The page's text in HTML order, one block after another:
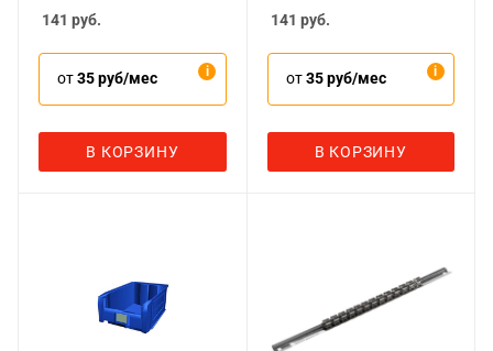
141 руб.
от35 руб/мес
В КОРЗИНУ
141 руб.
от35 руб/мес
В КОРЗИНУ